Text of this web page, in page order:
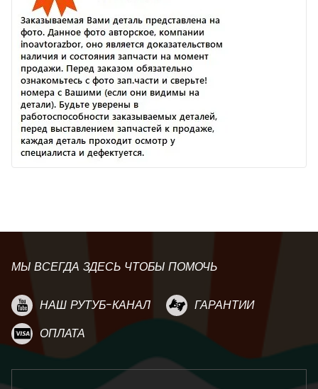
МЫ ВСЕГДА ЗДЕСЬ ЧТОБЫ ПОМОЧЬ
НАШ РУТУБ-КАНАЛ
ГАРАНТИИ
ОПЛАТА